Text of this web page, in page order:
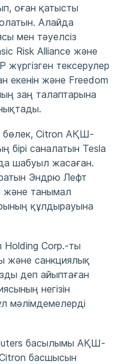
оған қатысты
Алайда
мен тәуелсіз
Risk Alliance және
жүргізген тексерулер
екенін және Freedom
заң талаптарына
бөлек, Citron АҚШ-
бірі саналатын Tesla
шабуыл жасаған.
Эндрю Лефт
және танымал
құлдырауына
Corp.-ты
және санкциялық
деп айыптаған
негізін
мәлімдемелерді
басылымы АҚШ-
басшысын